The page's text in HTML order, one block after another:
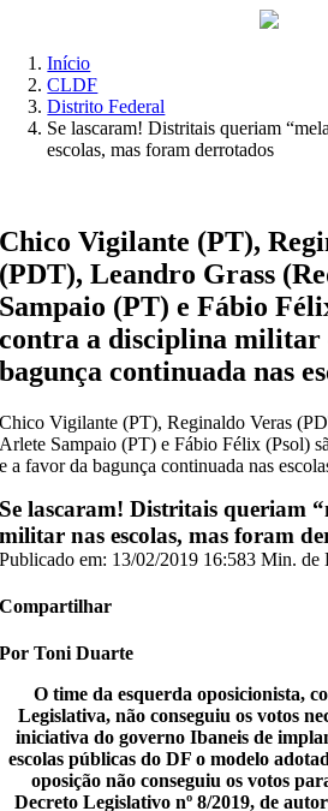
Início
CLDF
Distrito Federal
Se lascaram! Distritais queriam
escolas, mas foram derrotados
Chico Vigilante (PT),
(PDT), Leandro Grass
Sampaio (PT) e Fábio
contra a disciplina militar
bagunça continuada nas
Chico Vigilante (PT), Reginaldo Veras
Arlete Sampaio (PT) e Fábio Félix (Psol)
e a favor da bagunça continuada nas
Se lascaram! Distritais queriam
militar nas escolas, mas foram
Publicado em: 13/02/2019 16:583 Min. de
Compartilhar
Por Toni Duarte
O time da esquerda oposicionista,
Legislativa, não conseguiu os votos
iniciativa do governo Ibaneis de
escolas públicas do DF o modelo
oposição não conseguiu os votos
Decreto Legislativo nº 8/2019, de